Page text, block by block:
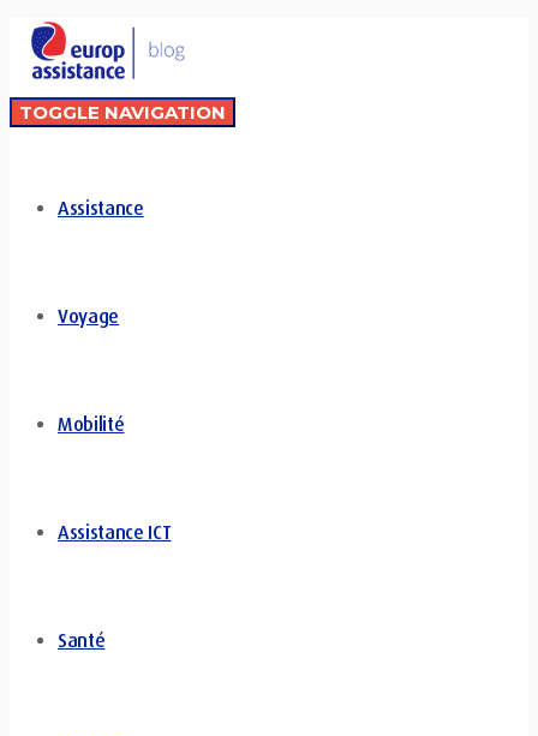
TOGGLE NAVIGATION
Assistance
Voyage
Mobilité
Assistance ICT
Santé